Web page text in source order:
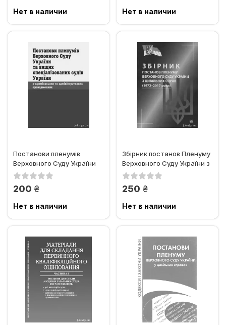
Нет в наличии Нет в наличии
Постанови пленумів
Верховного Суду України
та вищих спеціалізованих...
200 грн.
Нет в наличии
Збірник постанов Пленуму
Верховного Суду України з
цивільних справ...
250 грн.
Нет в наличии